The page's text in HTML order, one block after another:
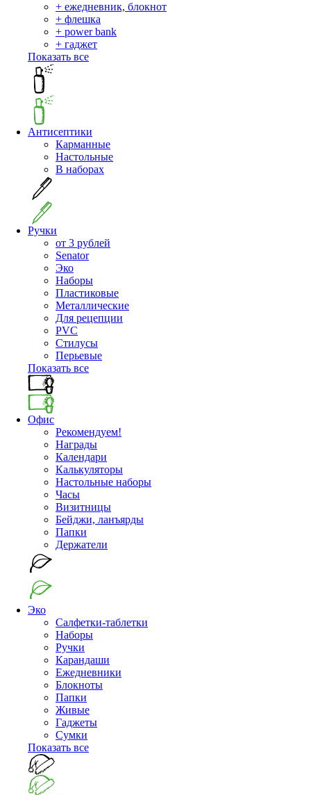
+ ежедневник, блокнот
+ флешка
+ power bank
+ гаджет
Показать все
Антисептики
Карманные
Настольные
В наборах
Ручки
от 3 рублей
Senator
Эко
Наборы
Пластиковые
Металлические
Для рецепции
PVC
Стилусы
Перьевые
Показать все
Офис
Рекомендуем!
Награды
Календари
Калькуляторы
Настольные наборы
Часы
Визитницы
Бейджи, ланъярды
Папки
Держатели
Эко
Салфетки-таблетки
Наборы
Ручки
Карандаши
Ежедневники
Блокноты
Папки
Живые
Гаджеты
Сумки
Показать все